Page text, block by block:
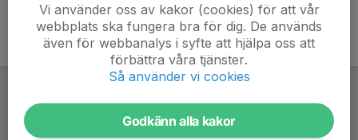
Vi använder oss av kakor (cookies) för att vår
webbplats ska fungera bra för dig. De används
även för webbanalys i syfte att hjälpa oss att
förbättra våra tjänster.
Så använder vi cookies
Godkänn alla kakor